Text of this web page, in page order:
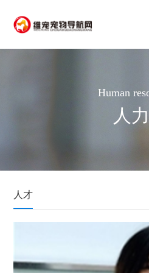
Human
人
人才